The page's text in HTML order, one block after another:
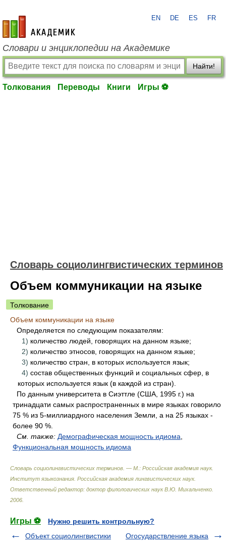
academic.ru
EN DE ES FR
Словари и энциклопедии на Академике
Найти!
Толкования Переводы Книги Игры ⚽
Словарь социолингвистических терминов
Объем коммуникации на языке
Толкование
Объем коммуникации на языке
Определяется по следующим показателям:
1) количество людей, говорящих на данном языке;
2) количество этносов, говорящих на данном языке;
3) количество стран, в которых используется язык;
4) состав общественных функций и социальных сфер, в
которых используется язык (в каждой из стран).
По данным университета в Сиэттле (США, 1995 г.) на
тринадцати самых распространенных в мире языках говорило
75 % из 5-миллиардного населения Земли, а на 25 языках -
более 90 %.
См. также: Демографическая мощность идиома
Функциональная мощность идиома
Словарь социолингвистических терминов. — М.: Российская академия наук.
Институт языкознания. Российская академия лингвистических наук.
Ответственный редактор: доктор филологических наук В.Ю. Михальченко
2006
Игры ⚽
Нужно решить контрольную?
Объект социолингвистики
Огосударствление языка